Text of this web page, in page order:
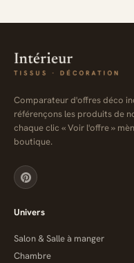
Comparateur d'offres déco
référençons les produits de
chaque clic « Voir l'offre »
boutique.
Univers
Salon & Salle à manger
Chambre